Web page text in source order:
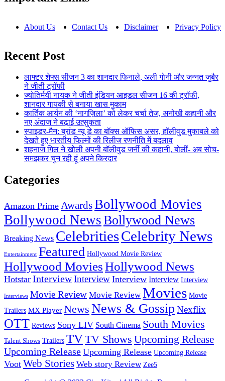
About Us Contact Us Disclaimer Privacy Policy
Recent Post
लाफ्टर शेफ्स सीजन 3 का शानदार फिनाले, अली गोनी और जन्नत जुबैर
ने जीती ट्रॉफी
ज्योतिर्मयी नायक ने जीती इंडियन आइडल सीजन 16 की ट्रॉफी,
शानदार गायकी से बनाया खास मुकाम
कार्तिक आर्यन की ‘नागज़िला’ को लेकर चर्चा तेज, अनोखी कहानी और
नए अंदाज ने बढ़ाई उत्सुकता
स्पाइडर-मैन: ब्रांड न्यू डे का बॉक्स ऑफिस असर, हॉलीवुड मुकाबले को
देखते हुए भारतीय फिल्मों की रिलीज रणनीति में बदलाव
शहनाज गिल ने खोली अपनी बॉलीवुड जर्नी की कहानी, बोलीं- अब सोच-
समझकर चुन रही हूं अपने किरदार
Categories
Amazon Prime AwardsBollywood Movies
Bollywood NewsBollywood News
Breaking News CelebritiesCelebrity News
Entertainment Featured Hollywood Movie Review
Hollywood MoviesHollywood News
Hotstar InterviewInterview Interview Interview Interview
Interviews Movie Review Movie Review Movies Movie
Trailers MX Player News News & Gossip Nexflix
OTT Reviews Sony LIV South Cinema South Movies
Talent Shows Trailers TVTV Shows Upcoming Release
Upcoming Release Upcoming Release Upcoming Release
Voot Web Stories Web story Review Zee5